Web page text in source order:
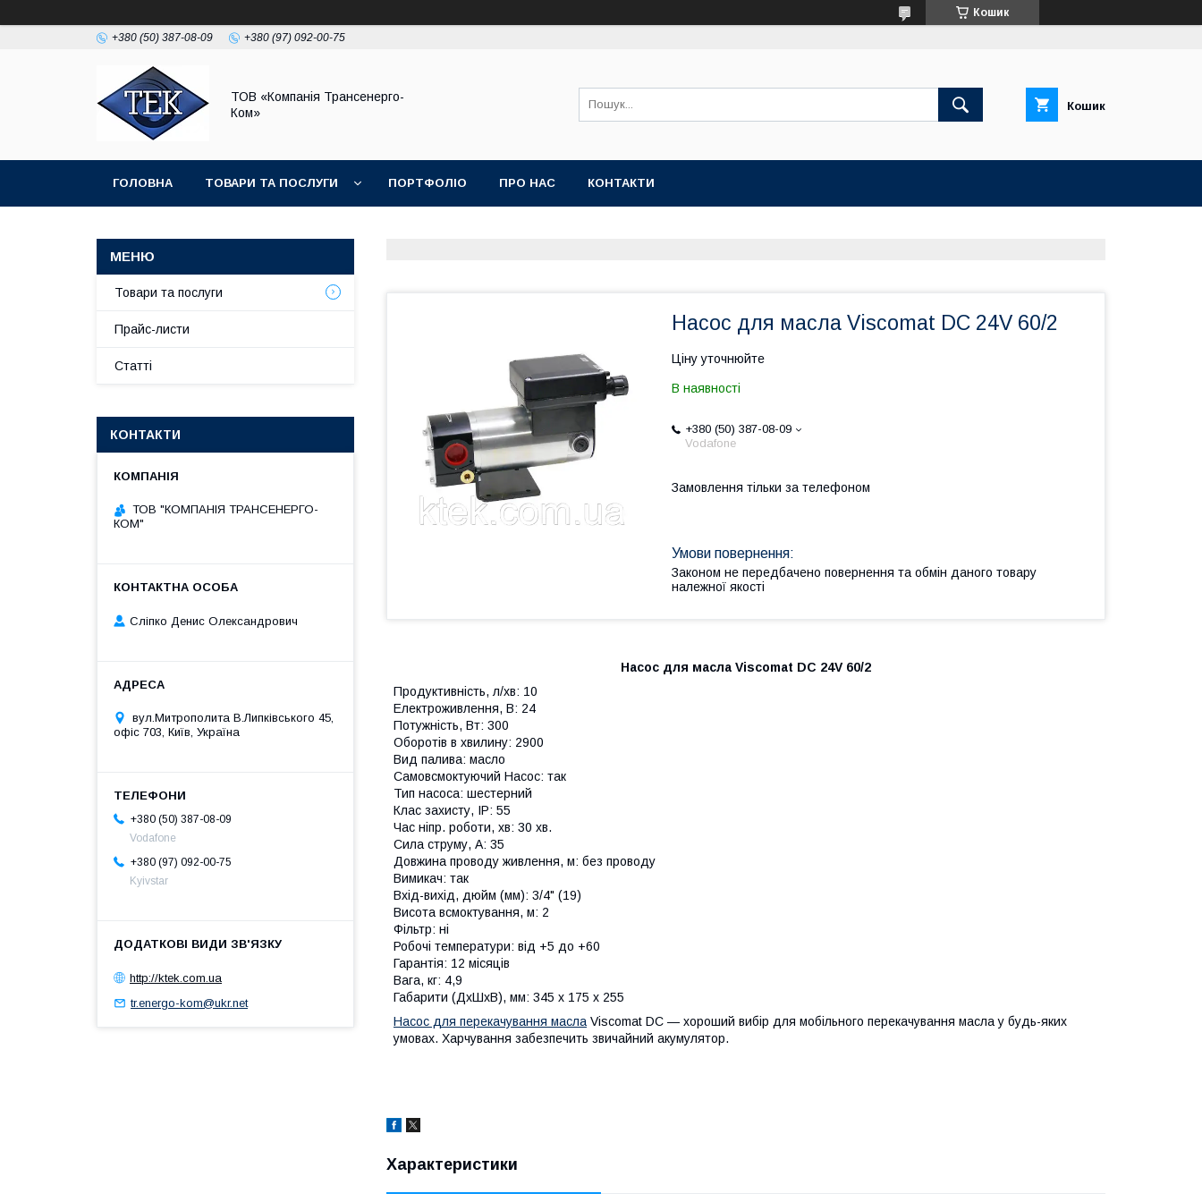
Кошик
+380 (50) 387-08-09 +380 (97) 092-00-75
ТОВ «Компанія Трансенерго-
Ком»
Кошик
ГОЛОВНА ТОВАРИ ТА ПОСЛУГИ ПОРТФОЛІО ПРО НАС КОНТАКТИ
Насос для масла Viscomat DC 24V 60/2
Ціну уточнюйте
В наявності
+380 (50) 387-08-09
Vodafone
Замовлення тільки за телефоном
Законом не передбачено повернення та обмін даного товару
належної якості
Насос для масла Viscomat DC 24V 60/2
Продуктивність, л/хв: 10
Електроживлення, В: 24
Потужність, Вт: 300
Оборотів в хвилину: 2900
Вид палива: масло
Самовсмоктуючий Насос: так
Тип насоса: шестерний
Клас захисту, IP: 55
Час ніпр. роботи, хв: 30 хв.
Сила струму, А: 35
Довжина проводу живлення, м: без проводу
Вимикач: так
Вхід-вихід, дюйм (мм): 3/4" (19)
Висота всмоктування, м: 2
Фільтр: ні
Робочі температури: від +5 до +60
Гарантія: 12 місяців
Вага, кг: 4,9
Габарити (ДхШхВ), мм: 345 х 175 х 255
Насос для перекачування масла Viscomat DC — хороший вибір для мобільного перекачування масла у будь-яких
умовах. Харчування забезпечить звичайний акумулятор.
Характеристики
Товари та послуги
Прайс-листи
Статті
КОНТАКТИ
ТОВ "КОМПАНІЯ ТРАНСЕНЕРГО-
КОМ"
Сліпко Денис Олександрович
вул.Митрополита В.Липківського 45,
офіс 703, Київ, Україна
+380 (50) 387-08-09
Vodafone
+380 (97) 092-00-75
Kyivstar
http://ktek.com.ua
tr.energo-kom@ukr.net